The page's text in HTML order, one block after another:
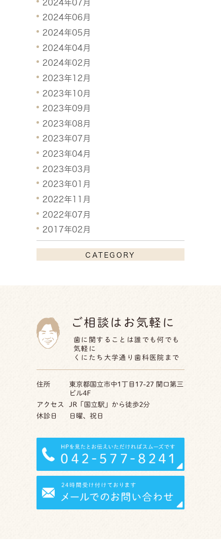
2024年07月
2024年06月
2024年05月
2024年04月
2024年02月
2023年12月
2023年10月
2023年09月
2023年08月
2023年07月
2023年04月
2023年03月
2023年01月
2022年11月
2022年07月
2017年02月
CATEGORY
ご相談はお気軽に
歯に関することは誰でも何でも
気軽に
くにたち大学通り歯科医院まで
住所
東京都国立市中1丁目17-27 関口第三
ビル4F
アクセス
JR「国立駅」から徒歩2分
休診日
日曜、祝日